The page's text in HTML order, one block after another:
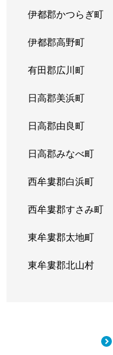
伊都郡かつらぎ町
伊都郡高野町
有田郡広川町
日高郡美浜町
日高郡由良町
日高郡みなべ町
西牟婁郡白浜町
西牟婁郡すさみ町
東牟婁郡太地町
東牟婁郡北山村